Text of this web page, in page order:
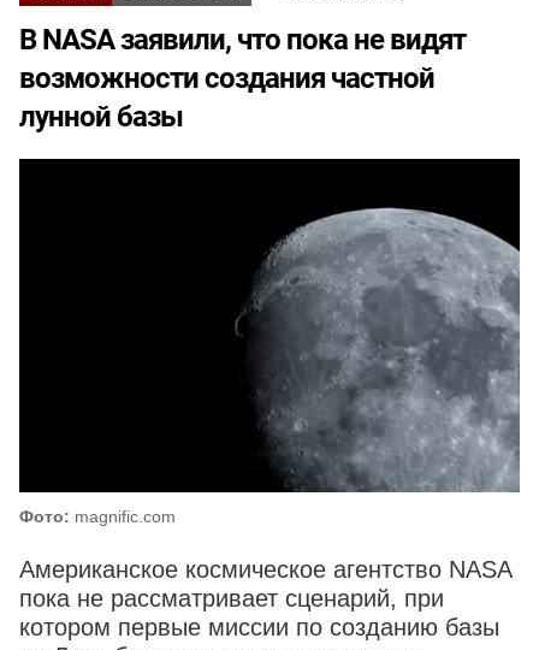
В NASA заявили, что пока не видят
возможности создания частной
лунной базы
Фото: magnific.com
Американское космическое агентство NASA
пока не рассматривает сценарий, при
котором первые миссии по созданию базы